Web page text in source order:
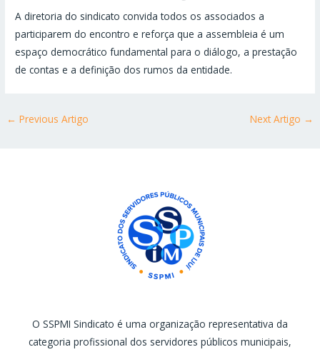
A diretoria do sindicato convida todos os associados a
participarem do encontro e reforça que a assembleia é um
espaço democrático fundamental para o diálogo, a prestação
de contas e a definição dos rumos da entidade.
← Previous Artigo Next Artigo →
O SSPMI Sindicato é uma organização representativa da
categoria profissional dos servidores públicos municipais,